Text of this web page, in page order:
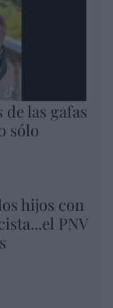
las gafas
sólo
hijos con
PNV